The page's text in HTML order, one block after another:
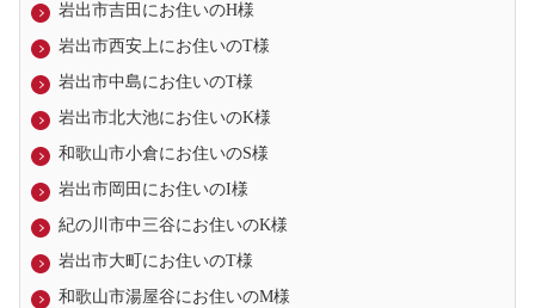
岩出市吉田にお住いのH様
岩出市西安上にお住いのT様
岩出市中島にお住いのT様
岩出市北大池にお住いのK様
和歌山市小倉にお住いのS様
岩出市岡田にお住いのI様
紀の川市中三谷にお住いのK様
岩出市大町にお住いのT様
和歌山市湯屋谷にお住いのM様